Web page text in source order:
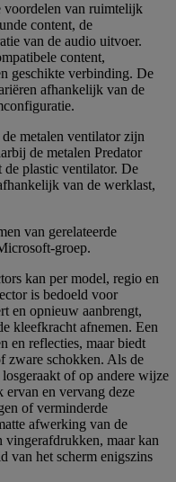
van ruimtelijk
content, de
van de audio uitvoer.
content,
geschikte verbinding. De
afhankelijk van de
metalen ventilator zijn
de metalen Predator
plastic ventilator. De
van de werklast,
van gerelateerde
groep.
kan per model, regio en
is bedoeld voor
en opnieuw aanbrengt,
kleefkracht afnemen. Een
en reflecties, maar biedt
zware schokken. Als de
of op andere wijze
ervan en vervang deze
of verminderde
afwerking van de
vingerafdrukken, maar kan
van het scherm enigszins